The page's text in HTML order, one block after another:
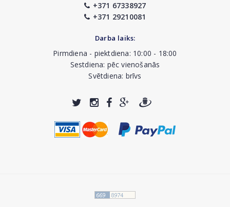
+371 67338927
+371 29210081
Darba laiks:
Pirmdiena - piektdiena: 10:00 - 18:00
Sestdiena: pēc vienošanās
Svētdiena: brīvs